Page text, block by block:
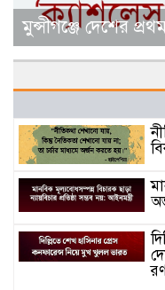
মুন্সীগঞ্জে দেশের